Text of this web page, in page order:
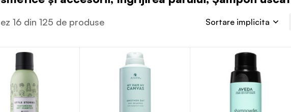
16 din 125 de produse Sortare implicita